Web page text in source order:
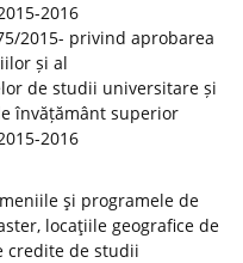
2016
2015- privind aprobarea
și al
de studii universitare și
învățământ superior
2016
şi programele de
locaţiile geografice de
credite de studii